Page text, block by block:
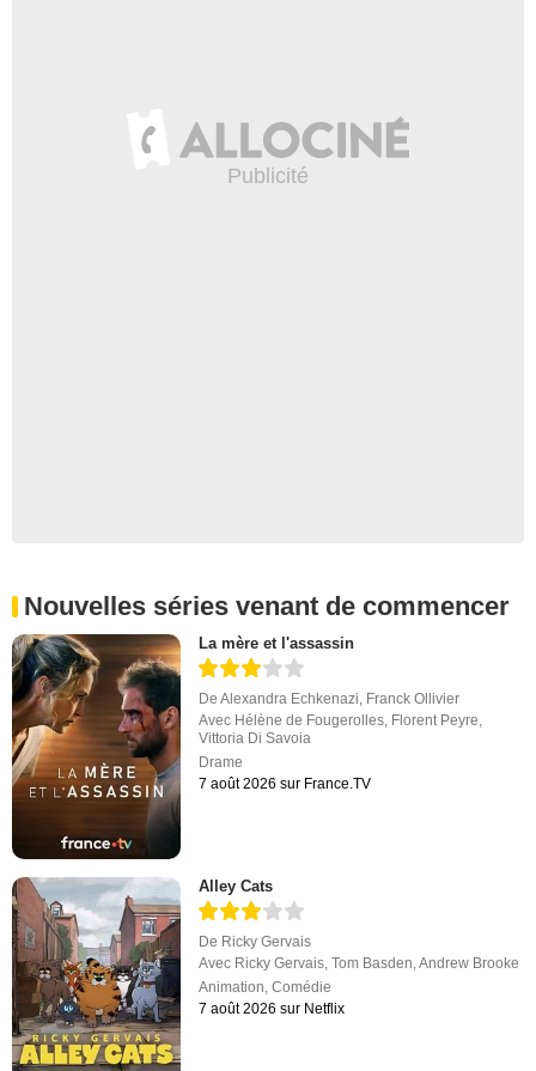
Nouvelles séries venant de commencer
La mère et l'assassin
DeAlexandra Echkenazi Franck Ollivier
Avec Hélène de Fougerolles Florent Peyre
Vittoria Di Savoia
Drame
7 août 2026 sur France.TV
Alley Cats
De Ricky Gervais
Avec Ricky Gervais,Tom Basden,Andrew Brooke
Animation,Comédie
7 août 2026 sur Netflix